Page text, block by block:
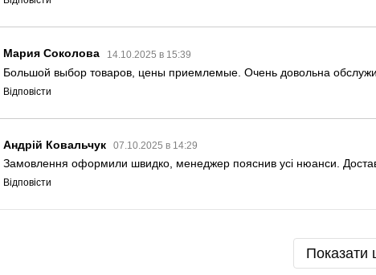
Мария Соколова 14.10.2025 в 15:39
Большой выбор товаров, цены приемлемые. Очень довольна
Відповісти
Андрій Ковальчук 07.10.2025 в 14:29
Замовлення оформили швидко, менеджер пояснив усі нюанси.
Відповісти
Показати